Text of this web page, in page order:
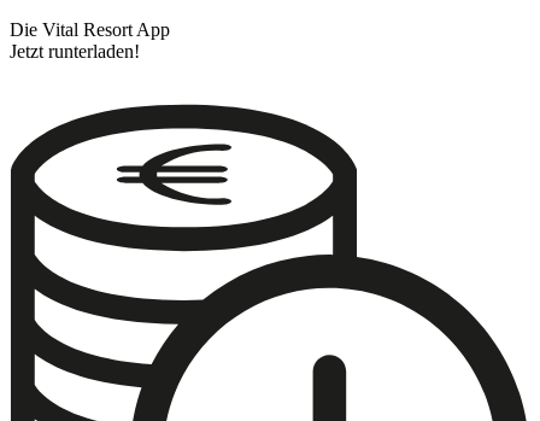
Die Vital Resort App
Jetzt runterladen!